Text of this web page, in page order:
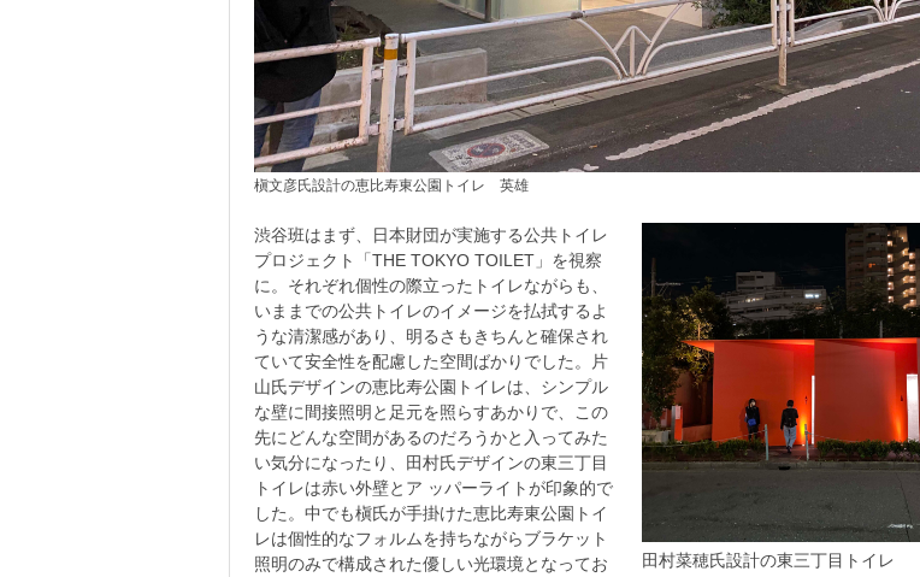
槇文彦氏設計の恵比寿東公園トイレ 英雄
田村菜穂氏設計の東三丁目トイレ
渋谷班はまず、日本財団が実施する公共トイレ
プロジェクト「THE TOKYO TOILET」を視察
に。それぞれ個性の際立ったトイレながらも、
いままでの公共トイレのイメージを払拭するよ
うな清潔感があり、明るさもきちんと確保され
ていて安全性を配慮した空間ばかりでした。片
山氏デザインの恵比寿公園トイレは、シンプル
な壁に間接照明と足元を照らすあかりで、この
先にどんな空間があるのだろうかと入ってみた
い気分になったり、田村氏デザインの東三丁目
トイレは赤い外壁とア ッパーライトが印象的で
した。中でも槇氏が手掛けた恵比寿東公園トイ
レは個性的なフォルムを持ちながらブラケット
照明のみで構成された優しい光環境となってお